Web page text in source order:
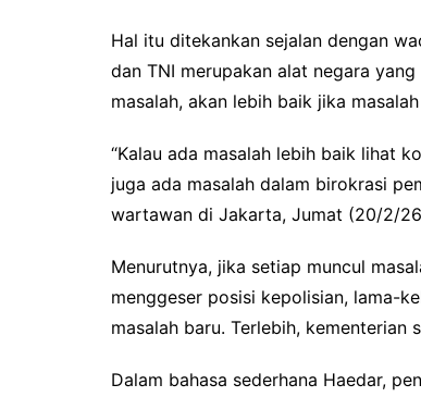
Hal itu ditekankan sejalan dengan
dan TNI merupakan alat negara
masalah, akan lebih baik jika
“Kalau ada masalah lebih baik lihat
juga ada masalah dalam birokrasi
wartawan di Jakarta, Jumat (20/2/
Menurutnya, jika setiap muncul
menggeser posisi kepolisian, lama-
masalah baru. Terlebih, kementerian
Dalam bahasa sederhana Haedar,